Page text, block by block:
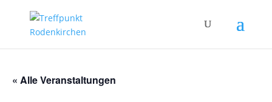
« Alle Veranstaltungen